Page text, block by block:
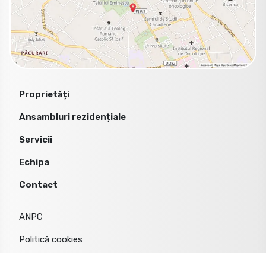
Proprietăți
Ansambluri rezidențiale
Servicii
Echipa
Contact
ANPC
Politică cookies